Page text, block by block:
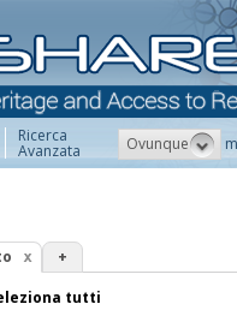
Ricerca
Avanzata Ovunque
+
tutti